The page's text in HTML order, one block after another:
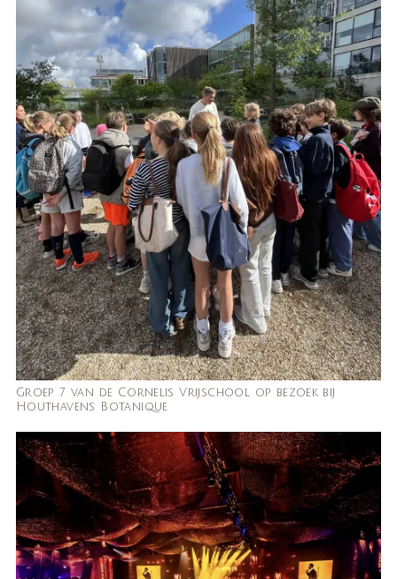
Groep 7 van de Cornelis Vrijschool op bezoek bij
Houthavens Botanique